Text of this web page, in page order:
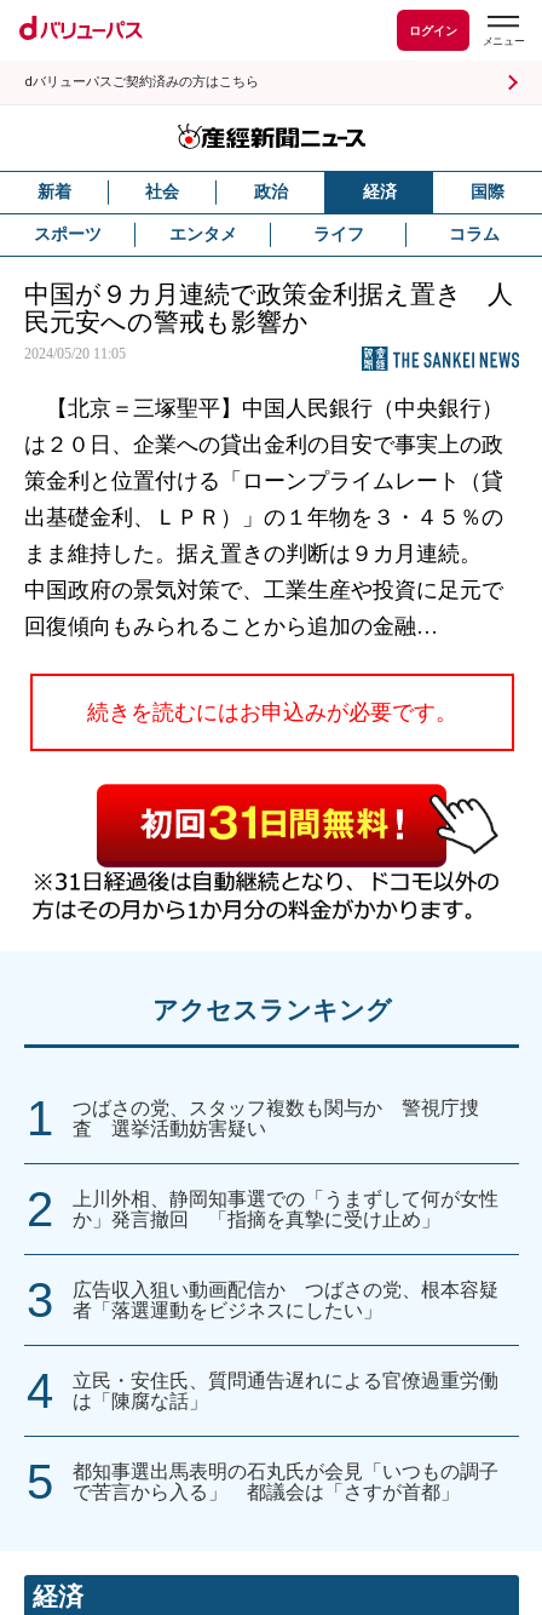
ログイン
dバリューパスご契約済みの方はこちら
新着 社会 政治 経済 国際
スポーツ エンタメ ライフ コラム
中国が９カ月連続で政策金利据え置き 人
民元安への警戒も影響か
2024/05/20 11:05
【北京＝三塚聖平】中国人民銀行（中央銀行）
は２０日、企業への貸出金利の目安で事実上の政
策金利と位置付ける「ローンプライムレート（貸
出基礎金利、ＬＰＲ）」の１年物を３・４５％の
まま維持した。据え置きの判断は９カ月連続。
中国政府の景気対策で、工業生産や投資に足元で
回復傾向もみられることから追加の金融…
続きを読むにはお申込みが必要です。
アクセスランキング
つばさの党、スタッフ複数も関与か 警視庁捜
査 選挙活動妨害疑い
上川外相、静岡知事選での「うまずして何が女性
か」発言撤回 「指摘を真摯に受け止め」
広告収入狙い動画配信か つばさの党、根本容疑
者「落選運動をビジネスにしたい」
立民・安住氏、質問通告遅れによる官僚過重労働
は「陳腐な話」
都知事選出馬表明の石丸氏が会見「いつもの調子
で苦言から入る」 都議会は「さすが首都」
経済